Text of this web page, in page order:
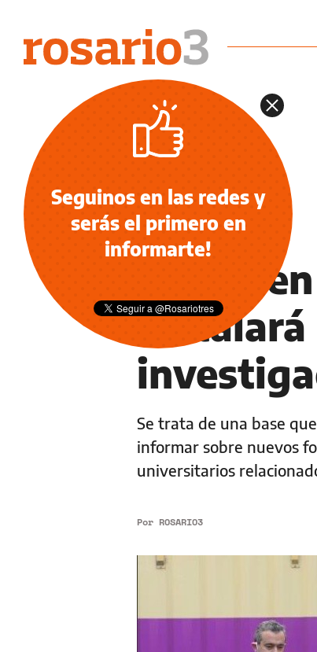
INFORMACIÓN GENERAL
Fuego
instalará
Se trata de una base
informar sobre nuevos
universitarios
Por ROSARIO3
Seguinos en las redes y
serás el primero en
informarte!